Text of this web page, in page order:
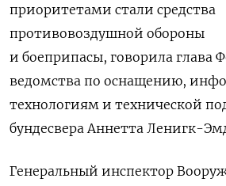
приоритетами стали средства
противовоздушной обороны
и боеприпасы, говорила глава
ведомства по оснащению,
технологиям и технической
бундесвера Аннетта Ленигк-
Генеральный инспектор